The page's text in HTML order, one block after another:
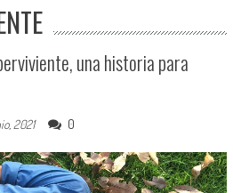
una historia para
2021 0